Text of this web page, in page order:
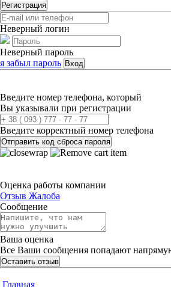
Регистрация
Неверный логин
Неверный пароль
я забыл пароль Вход
Введите номер телефона, который
Вы указывали при регистрации
Введите корректный номер телефона
Отправить код сброса пароля
Оценка работы компании
Отзыв Жалоба
Сообщение
Ваша оценка
Все Ваши сообщения попадают
Оставить отзыв
Главная